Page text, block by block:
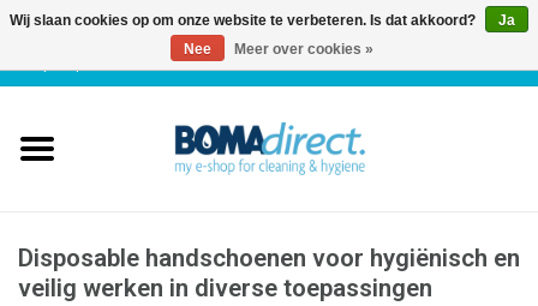
Klantenservice
Disposable handschoenen voor hygiënisch en
veilig werken in diverse toepassingen
Wij slaan cookies op om onze website te verbeteren. Is dat akkoord?
Ja
Nee
Meer over cookies »